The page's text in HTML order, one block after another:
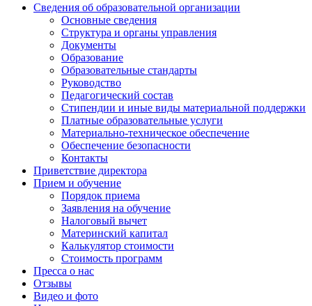
Сведения об образовательной организации
Основные сведения
Структура и органы управления
Документы
Образование
Образовательные стандарты
Руководство
Педагогический состав
Стипендии и иные виды материальной поддержки
Платные образовательные услуги
Материально-техническое обеспечение
Обеспечение безопасности
Контакты
Приветствие директора
Прием и обучение
Порядок приема
Заявления на обучение
Налоговый вычет
Материнский капитал
Калькулятор стоимости
Стоимость программ
Пресса о нас
Отзывы
Видео и фото